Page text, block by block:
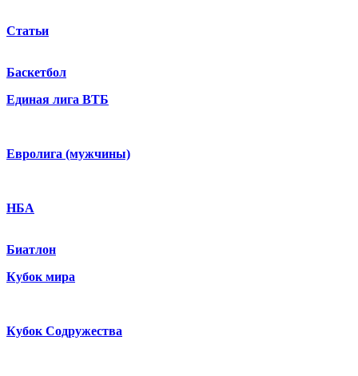
Статьи
Баскетбол
Единая лига ВТБ
Евролига (мужчины)
НБА
Биатлон
Кубок мира
Кубок Содружества